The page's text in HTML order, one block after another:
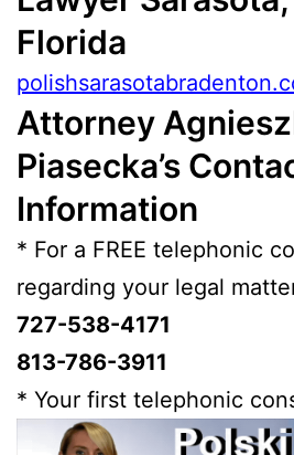
Florida
Attorney
Piasecka’s
Information
* For a FREE telephonic
regarding your legal
727-538-4171
813-786-3911
* Your first telephonic